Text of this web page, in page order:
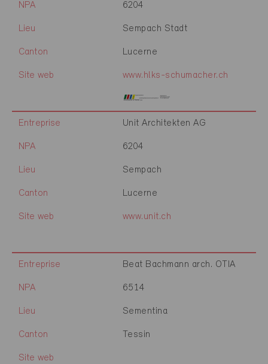
NPA 6204
Lieu Sempach Stadt
Canton Lucerne
Site web www.hlks-schumacher.ch
Entreprise Unit Architekten AG
NPA 6204
Lieu Sempach
Canton Lucerne
Site web www.unit.ch
Entreprise Beat Bachmann arch. OTIA
NPA 6514
Lieu Sementina
Canton Tessin
Site web